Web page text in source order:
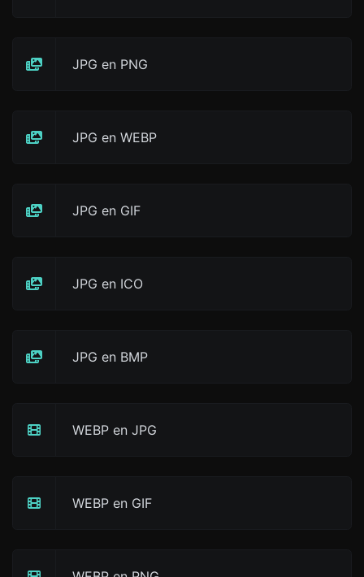
JPG en PNG
JPG en WEBP
JPG en GIF
JPG en ICO
JPG en BMP
WEBP en JPG
WEBP en GIF